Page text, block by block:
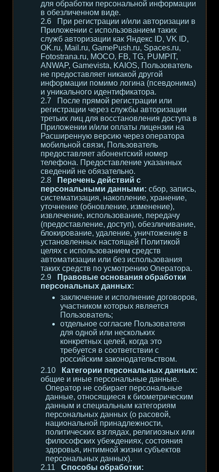
для обработки персональной информации
в обезличенном виде.
При регистрации и/или авторизации в
Приложении с использованием таких
служб авторизации как Яндекс ID, VK ID,
OK.ru, Mail.ru, GamePush.ru, Spaces.ru,
Fotostrana.ru, MOCO, FB, TG, PUMPIT,
ANWAP, Gamevista, KAIOS, Пользователь
не предоставляет никакой другой
информации помимо логина (псевдонима)
и уникального идентификатора.
После прямой регистрации или
регистрации через службы авторизации
третьих лиц для восстановления доступа в
Приложении и/или оплаты лицензии на
Расширенную версию через оператора
мобильной связи, Пользователь
предоставляет абонентский номер
телефона. Предоставление указанных
сведений не обязательно.
Перечень действий с
персональными данными: сбор, запись,
систематизация, накопление, хранение,
уточнение (обновление, изменение),
извлечение, использование, передачу
(предоставление, доступ), обезличивание,
блокирование, удаление, уничтожение в
установленных настоящей Политикой
целях с использованием средств
автоматизации или без использования
таких средств по усмотрению Оператора.
Правовые основания обработки
персональных данных:
заключение и исполнение договоров,
участником которых является
Пользователь;
отдельное согласие Пользователя
для одной или нескольких
конкретных целей, когда это
требуется в соответствии с
российским законодательством.
Категории персональных данных:
общие и иные персональные данные.
Оператор не собирает персональные
данные, относящиеся к биометрическим
данным и специальным категориям
персональных данных (о расовой,
национальной принадлежности,
политических взглядах, религиозных или
философских убеждениях, состояния
здоровья, интимной жизни субъектов
персональных данных).
Способы обработки: